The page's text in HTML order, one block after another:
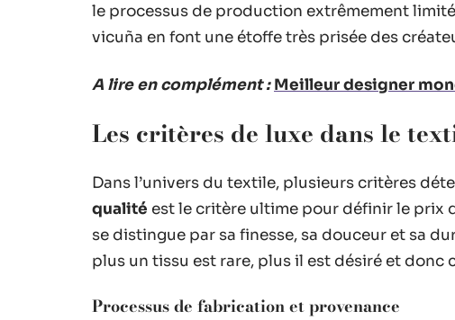
le processus de production extrêmement
vicuña en font une étoffe très prisée des
A lire en complément : Meilleur designer
Les critères de luxe dans le
Dans l’univers du textile, plusieurs critères
qualité est le critère ultime pour définir le prix
se distingue par sa finesse, sa douceur et sa
plus un tissu est rare, plus il est désiré et donc
Processus de fabrication et provenance